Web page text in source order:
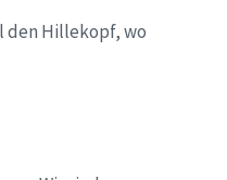
den Hillekopf, wo